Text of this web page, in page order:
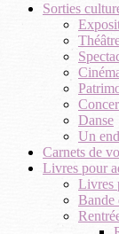
Sorties
Danse
Un
Carnets de
Livres pour
Livres
Bande